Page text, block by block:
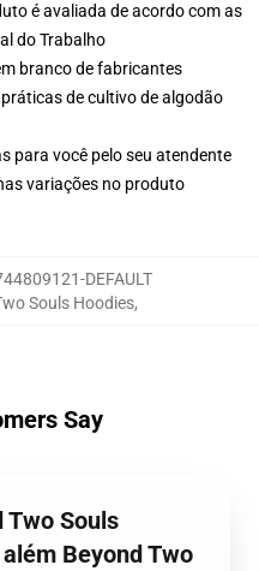
é avaliada de acordo com as
do Trabalho
branco de fabricantes
de cultivo de algodão
para você pelo seu atendente
variações no produto
DEFAULT
Souls Hoodies,
Say
Two Souls
Beyond Two